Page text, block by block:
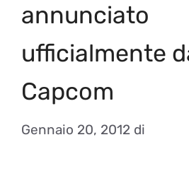
annunciato
ufficialmente
Capcom
Gennaio 20, 2012 di